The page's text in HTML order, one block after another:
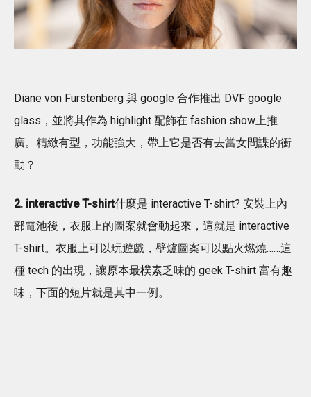
Diane von Furstenberg 與 google 合作推出 DVF google
glass，並將其作為 highlight 配飾在 fashion show上推
廣。精緻有型，功能強大，帶上它是否有去當女間諜的衝
動？
2. interactive T-shirt什麼是 interactive T-shirt? 安裝上內
部電池後，衣服上的圖案就會動起來，這就是 interactive
T-shirt。衣服上可以玩遊戲，壁爐圖案可以點火燃燒……這
種 tech 的出現，讓原本最樸素乏味的 geek T-shirt 富有趣
味，下面的短片就是其中一例。